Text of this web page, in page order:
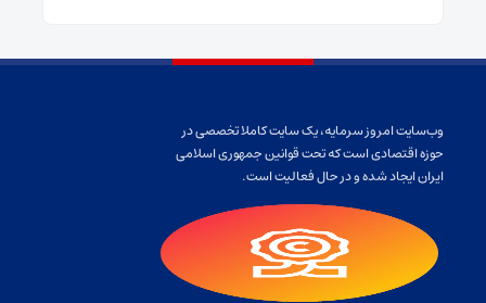
وب‌سایت امروز سرمایه، یک سایت کاملا تخصصی در
حوزه اقتصادی است که تحت قوانین جمهوری اسلامی
ایران ایجاد شده و در حال فعالیت است.